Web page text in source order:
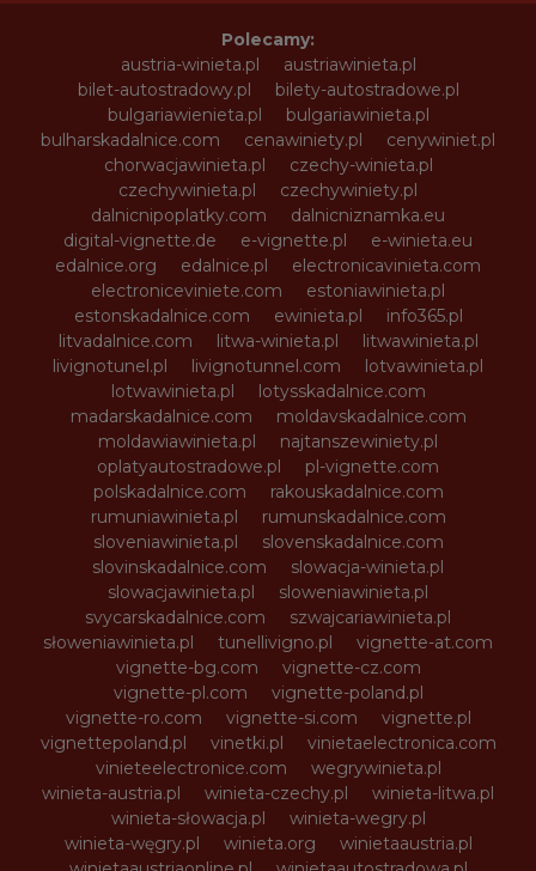
Polecamy:
austria-winieta.pl
austriawinieta.pl
bilet-autostradowy.pl
bilety-autostradowe.pl
bulgariawienieta.pl
bulgariawinieta.pl
bulharskadalnice.com
cenawiniety.pl
cenywiniet.pl
chorwacjawinieta.pl
czechy-winieta.pl
czechywinieta.pl
czechywiniety.pl
dalnicnipoplatky.com
dalnicniznamka.eu
digital-vignette.de
e-vignette.pl
e-winieta.eu
edalnice.org
edalnice.pl
electronicavinieta.com
electroniceviniete.com
estoniawinieta.pl
estonskadalnice.com
ewinieta.pl
info365.pl
litvadalnice.com
litwa-winieta.pl
litwawinieta.pl
livignotunel.pl
livignotunnel.com
lotvawinieta.pl
lotwawinieta.pl
lotysskadalnice.com
madarskadalnice.com
moldavskadalnice.com
moldawiawinieta.pl
najtanszewiniety.pl
oplatyautostradowe.pl
pl-vignette.com
polskadalnice.com
rakouskadalnice.com
rumuniawinieta.pl
rumunskadalnice.com
sloveniawinieta.pl
slovenskadalnice.com
slovinskadalnice.com
slowacja-winieta.pl
slowacjawinieta.pl
sloweniawinieta.pl
svycarskadalnice.com
szwajcariawinieta.pl
słoweniawinieta.pl
tunellivigno.pl
vignette-at.com
vignette-bg.com
vignette-cz.com
vignette-pl.com
vignette-poland.pl
vignette-ro.com
vignette-si.com
vignette.pl
vignettepoland.pl
vinetki.pl
vinietaelectronica.com
vinieteelectronice.com
wegrywinieta.pl
winieta-austria.pl
winieta-czechy.pl
winieta-litwa.pl
winieta-słowacja.pl
winieta-wegry.pl
winieta-węgry.pl
winieta.org
winietaaustria.pl